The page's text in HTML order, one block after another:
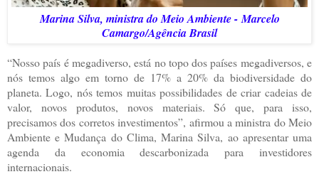
Marina Silva, ministra do Meio Ambiente - Marcelo
Camargo/Agência Brasil
“Nosso país é megadiverso, está no topo dos países megadiversos, e
nós temos algo em torno de 17% a 20% da biodiversidade do
planeta. Logo, nós temos muitas possibilidades de criar cadeias de
valor, novos produtos, novos materiais. Só que, para isso,
precisamos dos corretos investimentos”, afirmou a ministra do Meio
Ambiente e Mudança do Clima, Marina Silva, ao apresentar uma
agenda da economia descarbonizada para investidores
internacionais.